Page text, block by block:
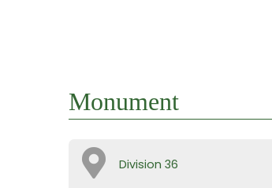
Monument
Division 36